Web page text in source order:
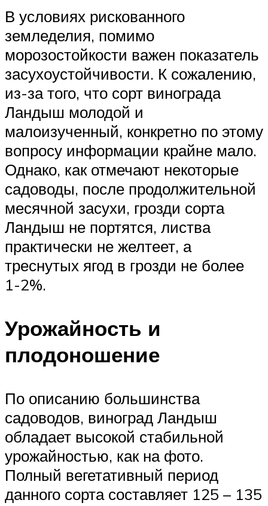
В условиях рискованного
земледелия, помимо
морозостойкости важен показатель
засухоустойчивости. К сожалению,
из-за того, что сорт винограда
Ландыш молодой и
малоизученный, конкретно по этому
вопросу информации крайне мало.
Однако, как отмечают некоторые
садоводы, после продолжительной
месячной засухи, грозди сорта
Ландыш не портятся, листва
практически не желтеет, а
треснутых ягод в грозди не более
1-2%.
Урожайность и
плодоношение
По описанию большинства
садоводов, виноград Ландыш
обладает высокой стабильной
урожайностью, как на фото.
Полный вегетативный период
данного сорта составляет 125 – 135